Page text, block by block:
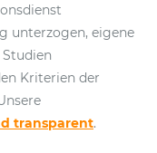
unterzogen, eigene
Kriterien der
transparent.